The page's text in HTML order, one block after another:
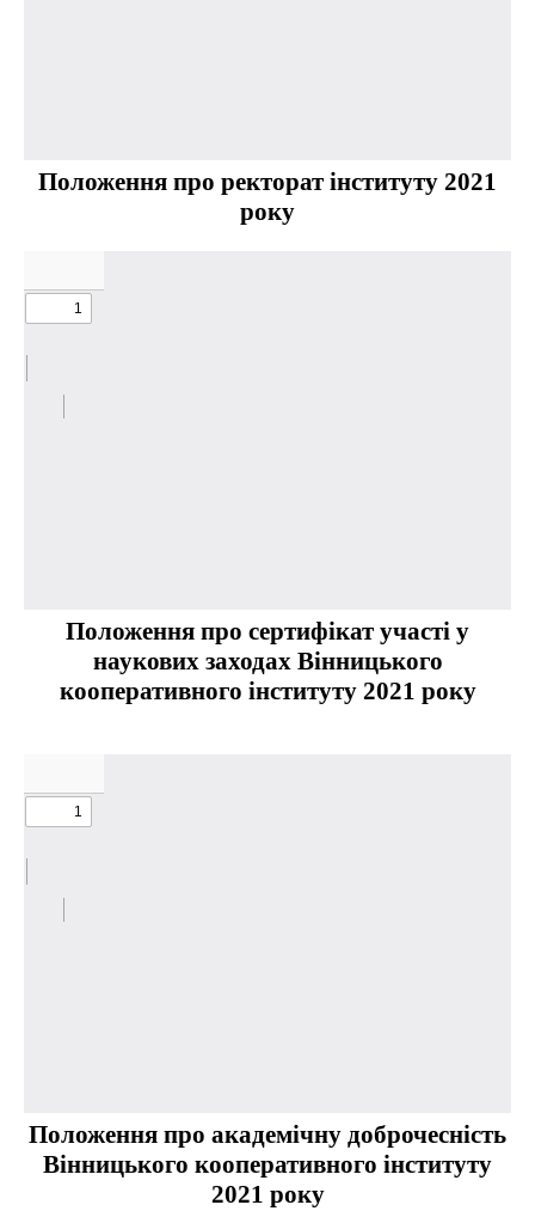
Положення про ректорат інституту 2021
року
Положення про сертифікат участі у
наукових заходах Вінницького
кооперативного інституту 2021 року
Положення про академічну доброчесність
Вінницького кооперативного інституту
2021 року